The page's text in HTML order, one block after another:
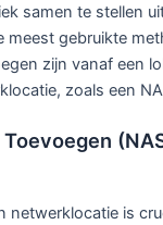
samen te stellen
meest gebruikte
zijn vanaf een
zoals een
netwerklocatie is